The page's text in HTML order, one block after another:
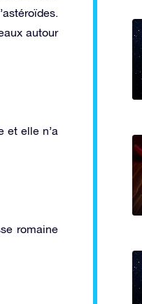
autour
et elle n’a
romaine